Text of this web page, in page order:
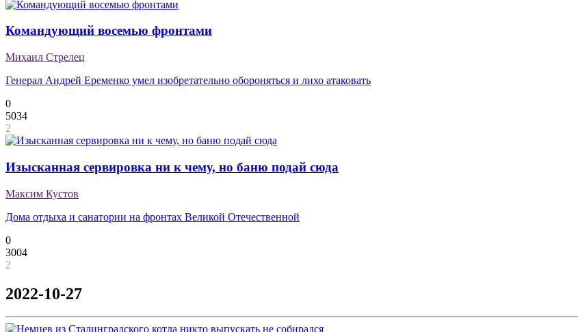
Командующий восемью фронтами
Михаил Стрелец
Генерал Андрей Еременко умел изобретательно обороняться и лихо атаковать
0
5034
2
Изысканная сервировка ни к чему, но баню подай сюда
Максим Кустов
Дома отдыха и санатории на фронтах Великой Отечественной
0
3004
2
2022-10-27